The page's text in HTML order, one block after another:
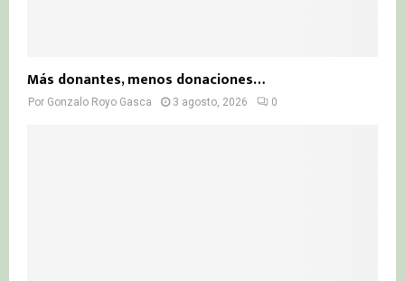
Más donantes, menos donaciones…
Por Gonzalo Royo Gasca 3 agosto, 2026 0